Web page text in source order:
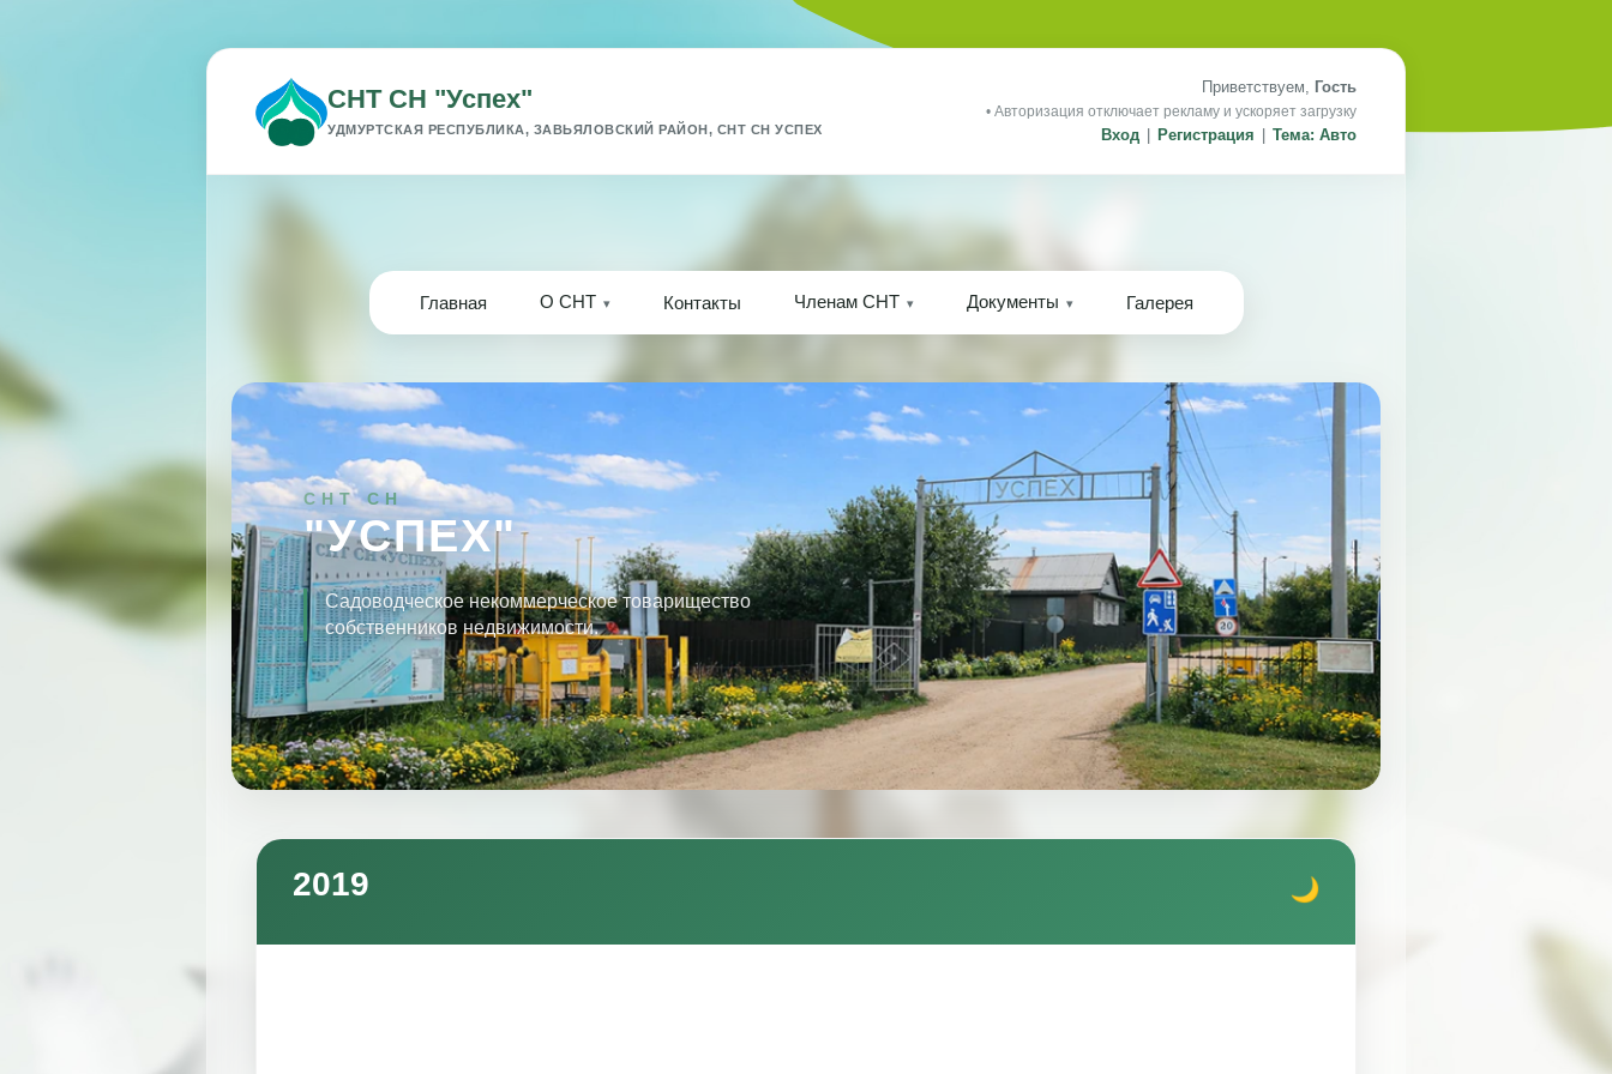
СНТ СН "Успех"
УДМУРТСКАЯ РЕСПУБЛИКА, ЗАВЬЯЛОВСКИЙ РАЙОН, СНТ СН УСПЕХ
Приветствуем, Гость
• Авторизация отключает рекламу и ускоряет загрузку
Вход Регистрация Тема: Авто
Главная О СНТ Контакты Членам СНТ Документы Галерея
СНТ СН
"УСПЕХ"
Садоводческое некоммерческое товарищество
собственников недвижимости.
2019